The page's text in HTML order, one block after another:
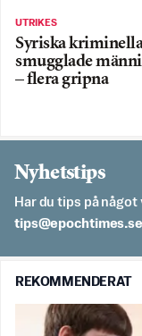
UTRIKES
Syriska
smugglade
– flera gripna
Nyhetstips
Har du tips på något
es.semithcope@spit
REKOMMENDERAT